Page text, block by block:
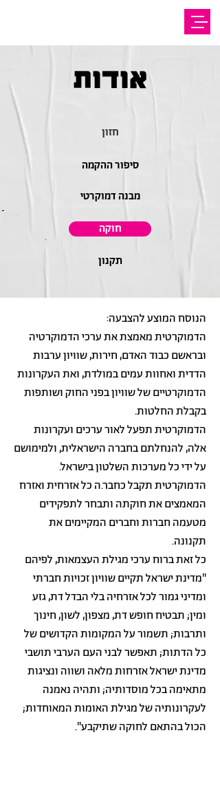
אודות
חזון
סיפור ההקמה
מבנה דמוקרטי
חוקה
תקנון
הנוסח המוצע להצבעה:
הדמוקרטית מאמצת את ערכי הדמוקרטיה
ובראשם כבוד האדם, חירות, שוויון ערבות
הדדית ואחוות עמים במולדת, ואת העקרונות
הדמוקרטיים של שוויון בפני החוק ושותפות
בקבלת החלטות.
הדמוקרטית תפעל לאור ערכים ועקרונות
אלה, להנחלתם בחברה הישראלית, ולמימושם
על ידי כל מערכות השלטון בישראל.
הדמוקרטית תקבל כחבר.ה כל אזרחית ואזרח
המאמצים את חוקתה ותבחר לתפקידים
מטעמה חברות וחברים המקיימים את
תקנונה.
כל זאת ברוח ערכי מגילת העצמאות, לפיהם
"מדינת ישראל תקיים שוויון זכויות חברתי
ומדיני גמור לכל אזרחיה בלי הבדל דת, גזע
ומין; תבטיח חופש דת, מצפון, לשון, חינוך
ותרבות; תשמור על המקומות הקדושים של
כל הדתות; תאפשר לבני העם הערבי תושבי
מדינת ישראל אזרחות מלאה ושווה ונציגות
מתאימה בכל מוסדותיה; ותהיה נאמנה
לעקרונותיה של מגילת האומות המאוחדות;
הכול בהתאם לחוקה שתיקבע".